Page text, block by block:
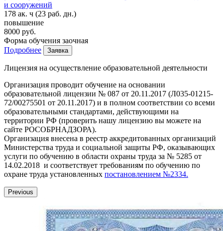
и сооружений
178 ак. ч (23 раб. дн.)
повышение
8000 руб.
Форма обучения заочная
Подробнее
Заявка
Лицензия на осуществление образовательной деятельности
Организация проводит обучение на основании
образовательной лицензии № 087 от 20.11.2017 (Л035-01215-
72/00275501 от 20.11.2017) и в полном соответствии со всеми
образовательными стандартами, действующими на
территории РФ (проверить нашу лицензию вы можете на
сайте РОСОБРНАДЗОРА).
Организация внесена в реестр аккредитованных организаций
Министерства труда и социальной защиты РФ, оказывающих
услуги по обучению в области охраны труда за № 5285 от
14.02.2018 и соответствует требованиям по обучению по
охране труда установленных постановлением №2334.
Previous